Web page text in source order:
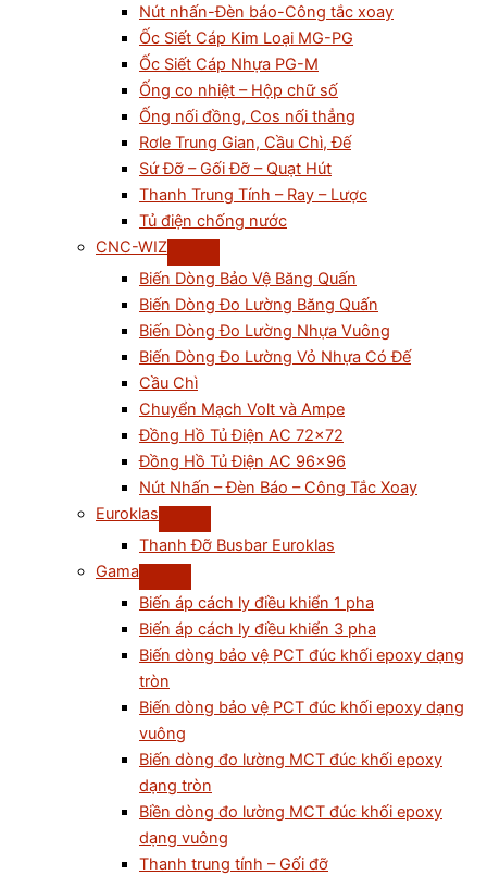
Nút nhấn-Đèn báo-Công tắc xoay
Ốc Siết Cáp Kim Loại MG-PG
Ốc Siết Cáp Nhựa PG-M
Ống co nhiệt – Hộp chữ số
Ống nối đồng, Cos nối thẳng
Rơle Trung Gian, Cầu Chì, Đế
Sứ Đỡ – Gối Đỡ – Quạt Hút
Thanh Trung Tính – Ray – Lược
Tủ điện chống nước
CNC-WIZ
Biến Dòng Bảo Vệ Băng Quấn
Biến Dòng Đo Lường Băng Quấn
Biến Dòng Đo Lường Nhựa Vuông
Biến Dòng Đo Lường Vỏ Nhựa Có Đế
Cầu Chì
Chuyển Mạch Volt và Ampe
Đồng Hồ Tủ Điện AC 72×72
Đồng Hồ Tủ Điện AC 96×96
Nút Nhấn – Đèn Báo – Công Tắc Xoay
Euroklas
Thanh Đỡ Busbar Euroklas
Gama
Biến áp cách ly điều khiển 1 pha
Biến áp cách ly điều khiển 3 pha
Biến dòng bảo vệ PCT đúc khối epoxy dạng
tròn
Biến dòng bảo vệ PCT đúc khối epoxy dạng
vuông
Biến dòng đo lường MCT đúc khối epoxy
dạng tròn
Biền dòng đo lường MCT đúc khối epoxy
dạng vuông
Thanh trung tính – Gối đỡ